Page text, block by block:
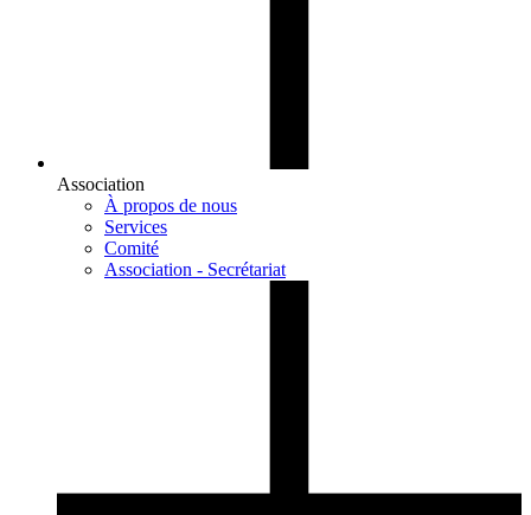
Association
À propos de nous
Services
Comité
Association - Secrétariat